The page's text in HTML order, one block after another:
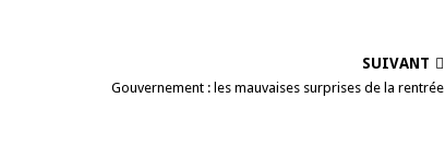
SUIVANT
Gouvernement : les mauvaises surprises de la rentrée